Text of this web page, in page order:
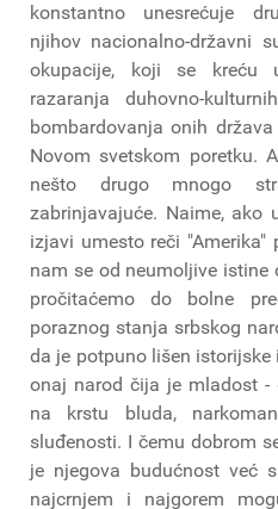
konstantno unesrećuje
njihov nacionalno-državni
okupacije, koji se kreću
razaranja duhovno-
bombardovanja onih
Novom svetskom poretku.
nešto drugo mnogo
zabrinjavajuće. Naime, ako
izjavi umesto reči "Amerika"
nam se od neumoljive
pročitaćemo do bolne
poraznog stanja srbskog
da je potpuno lišen
onaj narod čija je mladost -
na krstu bluda,
sluđenosti. I čemu dobrom
je njegova budućnost već
najcrnjem i najgorem